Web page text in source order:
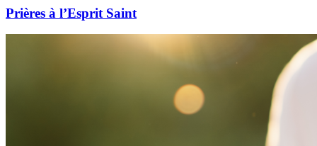
Prières à l’Esprit Saint